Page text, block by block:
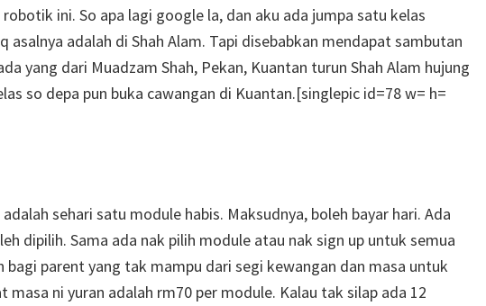
ini. So apa lagi google la, dan aku ada jumpa satu kelas
asalnya adalah di Shah Alam. Tapi disebabkan mendapat sambutan
yang dari Muadzam Shah, Pekan, Kuantan turun Shah Alam hujung
so depa pun buka cawangan di Kuantan.[singlepic id=78 w= h=
sehari satu module habis. Maksudnya, boleh bayar hari. Ada
dipilih. Sama ada nak pilih module atau nak sign up untuk semua
parent yang tak mampu dari segi kewangan dan masa untuk
masa ni yuran adalah rm70 per module. Kalau tak silap ada 12